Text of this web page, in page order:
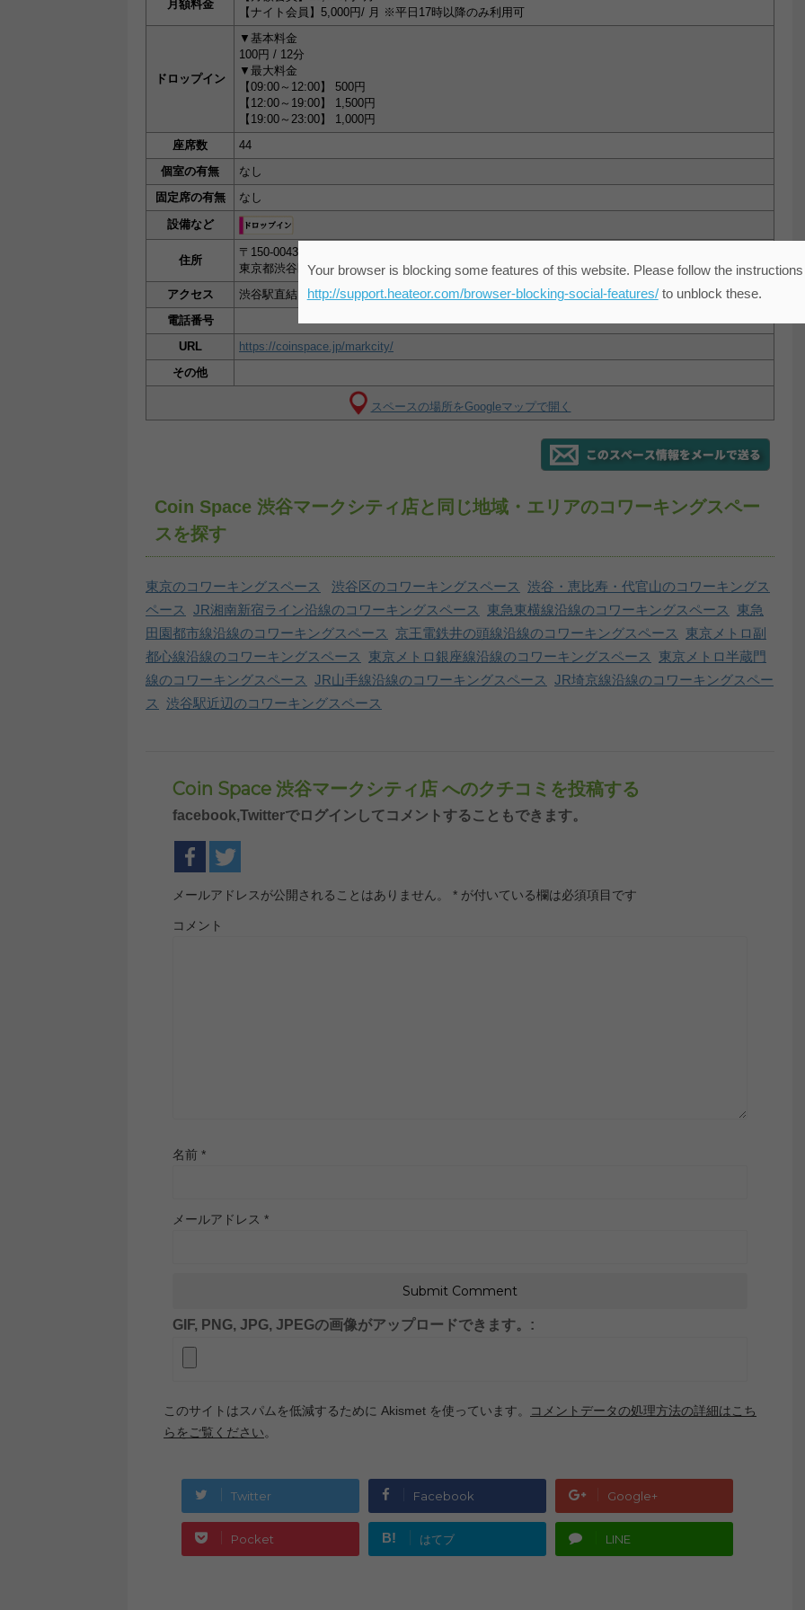
月額料金
【ナイト会員】5,000円/ 月 ※平日17時以降のみ利用可
ドロップイン
▼基本料金
100円 / 12分
▼最大料金
【09:00～12:00】 500円
【12:00～19:00】 1,500円
【19:00～23:00】 1,000円
座席数
44
個室の有無
なし
固定席の有無
なし
設備など
住所
〒150-0043
東京都渋谷区道玄坂一丁目12番5号 渋谷マークシティ４階クリエーションスクエアしぶや内
アクセス
渋谷駅直結、渋谷マークシティ4階
電話番号
URL
https://coinspace.jp/markcity/
その他
スペースの場所をGoogleマップで開く
Coin Space 渋谷マークシティ店と同じ地域・エリアのコワーキングスペー
スを探す
東京のコワーキングスペース 渋谷区のコワーキングスペース
渋谷・恵比寿・代官山のコワーキングス
ペース
JR湘南新宿ライン沿線のコワーキングスペース 東急東横線沿線のコワーキングスペース
東急
田園都市線沿線のコワーキングスペース
京王電鉄井の頭線沿線のコワーキングスペース
東京メトロ副
都心線沿線のコワーキングスペース
東京メトロ銀座線沿線のコワーキングスペース
東京メトロ半蔵門
線のコワーキングスペース
JR山手線沿線のコワーキングスペース
JR埼京線沿線のコワーキングスペー
ス
渋谷駅近辺のコワーキングスペース
Coin Space 渋谷マークシティ店 へのクチコミを投稿する
facebook,Twitterでログインしてコメントすることもできます。
メールアドレスが公開されることはありません。 * が付いている欄は必須項目です
コメント
名前 *
メールアドレス *
GIF, PNG, JPG, JPEGの画像がアップロードできます。:
このサイトはスパムを低減するために Akismet を使っています。
コメントデータの処理方法の詳細はこち
らをご覧ください。
Twitter Facebook Google+
Pocket B! はてブ LINE
Your browser is blocking some features of this website. Please follow the
http://support.heateor.com/browser-blocking-social-features/to unblock these.